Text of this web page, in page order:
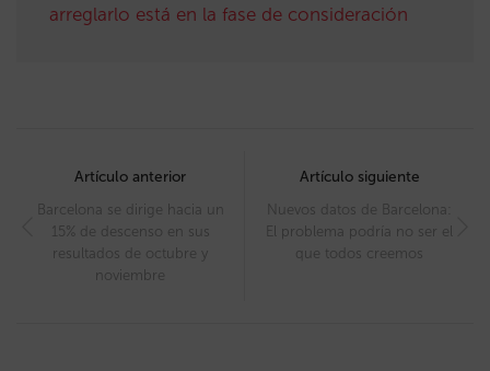
arreglarlo está en la fase de consideración
navigation
Artículo anterior
Barcelona se dirige hacia un
15% de descenso en sus
resultados de octubre y
noviembre
Artículo siguiente
Nuevos datos de Barcelona:
El problema podría no ser el
que todos creemos